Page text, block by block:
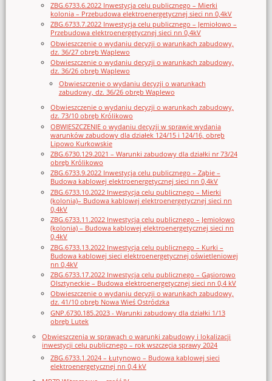
ZBG.6733.6.2022 Inwestycja celu publicznego – Mierki
kolonia – Przebudowa elektroenergetycznej sieci nn 0,4kV
ZBG.6733.7.2022 Inwestycja celu publicznego – Jemiołowo –
Przebudowa elektroenergetycznej sieci nn 0,4kV
Obwieszczenie o wydaniu decyzji o warunkach zabudowy,
dz. 36/27 obręb Waplewo
Obwieszczenie o wydaniu decyzji o warunkach zabudowy,
dz. 36/26 obręb Waplewo
Obwieszczenie o wydaniu decyzji o warunkach
zabudowy, dz. 36/26 obręb Waplewo
Obwieszczenie o wydaniu decyzji o warunkach zabudowy,
dz. 73/10 obręb Królikowo
OBWIESZCZENIE o wydaniu decyzji w sprawie wydania
warunków zabudowy dla działek 124/15 i 124/16, obręb
Lipowo Kurkowskie
ZBG.6730.129.2021 – Warunki zabudowy dla działki nr 73/24
obręb Królikowo
ZBG.6733.9.2022 Inwestycja celu publicznego – Ząbie –
Budowa kablowej elektroenergetycznej sieci nn 0,4kV
ZBG.6733.10.2022 Inwestycja celu publicznego – Mierki
(kolonia)– Budowa kablowej elektroenergetycznej sieci nn
0,4kV
ZBG.6733.11.2022 Inwestycja celu publicznego – Jemiołowo
(kolonia) – Budowa kablowej elektroenergetycznej sieci nn
0,4kV
ZBG.6733.13.2022 Inwestycja celu publicznego – Kurki –
Budowa kablowej sieci elektroenergetycznej oświetleniowej
nn 0,4kV
ZBG.6733.17.2022 Inwestycja celu publicznego – Gąsiorowo
Olsztyneckie – Budowa elektroenergetycznej sieci nn 0,4 kV
Obwieszczenie o wydaniu decyzji o warunkach zabudowy,
dz. 41/10 obręb Nowa Wieś Ostródzka
GNP.6730.185.2023 - Warunki zabudowy dla działki 1/13
obręb Lutek
Obwieszczenia w sprawach o warunki zabudowy i lokalizacji
inwestycji celu publicznego – rok wszczęcia sprawy 2024
ZBG.6733.1.2024 – Łutynowo – Budowa kablowej sieci
elektroenergetycznej nn 0,4 kV